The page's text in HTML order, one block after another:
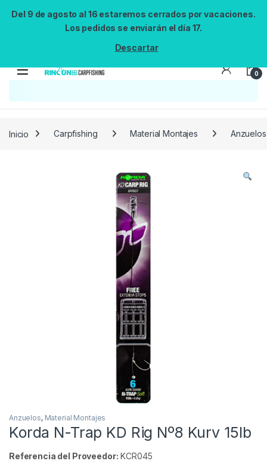
Del 9 de agosto al 16 estaremos cerrados por vacaciones.
Los pedidos se enviarán el día 17.
Descartar
0
Inténtalo de nuevo.
Reintentar
Material Montajes